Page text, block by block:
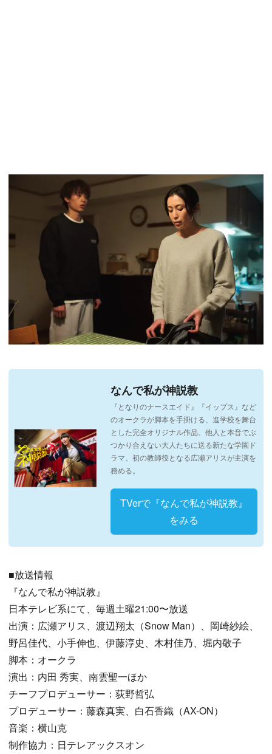
なんで私が神説教
『となりのナースエイド』『イップス』など
のオークラが脚本を手掛ける、進学校を舞台
とした完全オリジナル作品。他人と本音でぶ
つかり合えない大人たちに送る新たな学園ド
ラマ。初の教師役となる広瀬アリスが主演を
務める。
TVerで『なんで私が神説教』
をみる
■放送情報
『なんで私が神説教』
日本テレビ系にて、毎週土曜21:00〜放送
出演：広瀬アリス、渡辺翔太（Snow Man）、岡崎紗絵、
野呂佳代、小手伸也、伊藤淳史、木村佳乃、堀内敬子
脚本：オークラ
演出：内田 秀実、南雲聖一ほか
チーフプロデューサー：荻野哲弘
プロデューサー：藤森真実、白石香織（AX-ON）
音楽：横山克
制作協力：日テレアックスオン